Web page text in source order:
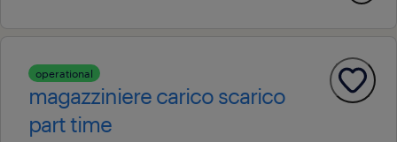
operational
magazziniere carico scarico
part time